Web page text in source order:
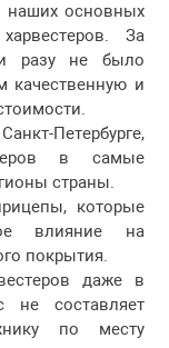
наших основных
За
разу не было
качественную и
Петербурге,
в самые
страны.
которые
влияние на
покрытия.
даже в
не составляет
по месту